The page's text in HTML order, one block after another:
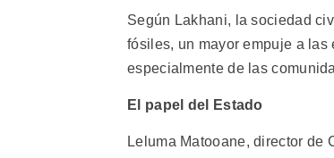
Según Lakhani, la sociedad
fósiles, un mayor empuje a
especialmente de las
El papel del Estado
Leluma Matooane, director de